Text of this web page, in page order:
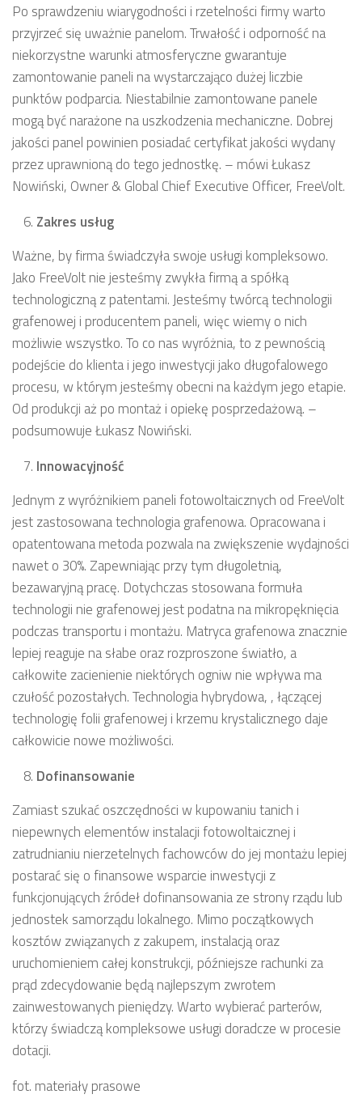
Po sprawdzeniu wiarygodności i rzetelności firmy warto
przyjrzeć się uważnie panelom. Trwałość i odporność na
niekorzystne warunki atmosferyczne gwarantuje
zamontowanie paneli na wystarczająco dużej liczbie
punktów podparcia. Niestabilnie zamontowane panele
mogą być narażone na uszkodzenia mechaniczne. Dobrej
jakości panel powinien posiadać certyfikat jakości wydany
przez uprawnioną do tego jednostkę. – mówi Łukasz
Nowiński, Owner & Global Chief Executive Officer, FreeVolt.
Zakres usług
Ważne, by firma świadczyła swoje usługi kompleksowo.
Jako FreeVolt nie jesteśmy zwykła firmą a spółką
technologiczną z patentami. Jesteśmy twórcą technologii
grafenowej i producentem paneli, więc wiemy o nich
możliwie wszystko. To co nas wyróżnia, to z pewnością
podejście do klienta i jego inwestycji jako długofalowego
procesu, w którym jesteśmy obecni na każdym jego etapie.
Od produkcji aż po montaż i opiekę posprzedażową. –
podsumowuje Łukasz Nowiński.
Innowacyjność
Jednym z wyróżnikiem paneli fotowoltaicznych od FreeVolt
jest zastosowana technologia grafenowa. Opracowana i
opatentowana metoda pozwala na zwiększenie wydajności
nawet o 30%. Zapewniając przy tym długoletnią,
bezawaryjną pracę. Dotychczas stosowana formuła
technologii nie grafenowej jest podatna na mikropęknięcia
podczas transportu i montażu. Matryca grafenowa znacznie
lepiej reaguje na słabe oraz rozproszone światło, a
całkowite zacienienie niektórych ogniw nie wpływa ma
czułość pozostałych. Technologia hybrydowa, , łączącej
technologię folii grafenowej i krzemu krystalicznego daje
całkowicie nowe możliwości.
Dofinansowanie
Zamiast szukać oszczędności w kupowaniu tanich i
niepewnych elementów instalacji fotowoltaicznej i
zatrudnianiu nierzetelnych fachowców do jej montażu lepiej
postarać się o finansowe wsparcie inwestycji z
funkcjonujących źródeł dofinansowania ze strony rządu lub
jednostek samorządu lokalnego. Mimo początkowych
kosztów związanych z zakupem, instalacją oraz
uruchomieniem całej konstrukcji, późniejsze rachunki za
prąd zdecydowanie będą najlepszym zwrotem
zainwestowanych pieniędzy. Warto wybierać parterów,
którzy świadczą kompleksowe usługi doradcze w procesie
dotacji.
fot. materiały prasowe